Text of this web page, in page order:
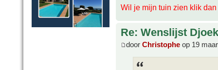
Wil je mijn tuin zien klik dan
Re: Wenslijst
door Christophe op 19